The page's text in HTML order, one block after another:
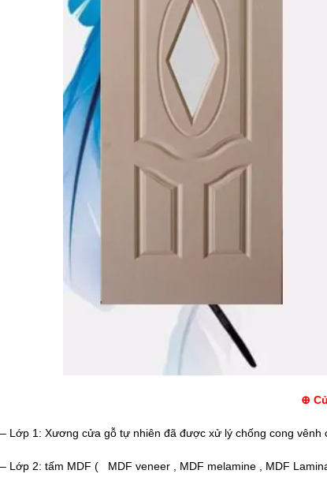
⊕
– Lớp 1: Xương cửa gỗ tự nhiên đã được xử lý chống cong vênh
– Lớp 2: tấm MDF ( MDF veneer , MDF melamine , MDF